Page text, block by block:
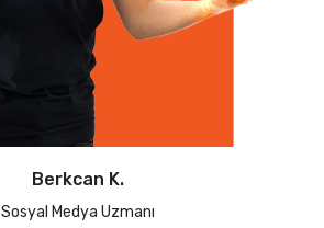
Berkcan K.
Sosyal Medya Uzmanı